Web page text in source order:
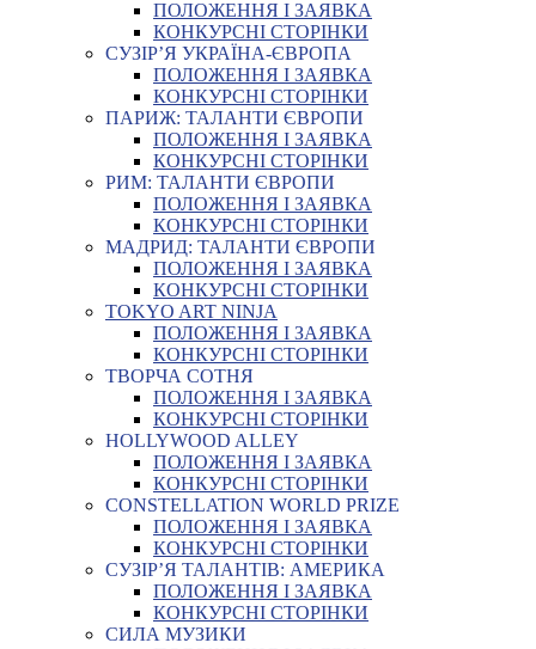
ПОЛОЖЕННЯ І ЗАЯВКА
КОНКУРСНІ СТОРІНКИ
СУЗІР’Я УКРАЇНА-ЄВРОПА
ПОЛОЖЕННЯ І ЗАЯВКА
КОНКУРСНІ СТОРІНКИ
ПАРИЖ: ТАЛАНТИ ЄВРОПИ
ПОЛОЖЕННЯ І ЗАЯВКА
КОНКУРСНІ СТОРІНКИ
РИМ: ТАЛАНТИ ЄВРОПИ
ПОЛОЖЕННЯ І ЗАЯВКА
КОНКУРСНІ СТОРІНКИ
МАДРИД: ТАЛАНТИ ЄВРОПИ
ПОЛОЖЕННЯ І ЗАЯВКА
КОНКУРСНІ СТОРІНКИ
TOKYO ART NINJA
ПОЛОЖЕННЯ І ЗАЯВКА
КОНКУРСНІ СТОРІНКИ
ТВОРЧА СОТНЯ
ПОЛОЖЕННЯ І ЗАЯВКА
КОНКУРСНІ СТОРІНКИ
HOLLYWOOD ALLEY
ПОЛОЖЕННЯ І ЗАЯВКА
КОНКУРСНІ СТОРІНКИ
CONSTELLATION WORLD PRIZE
ПОЛОЖЕННЯ І ЗАЯВКА
КОНКУРСНІ СТОРІНКИ
СУЗІР’Я ТАЛАНТІВ: АМЕРИКА
ПОЛОЖЕННЯ І ЗАЯВКА
КОНКУРСНІ СТОРІНКИ
СИЛА МУЗИКИ